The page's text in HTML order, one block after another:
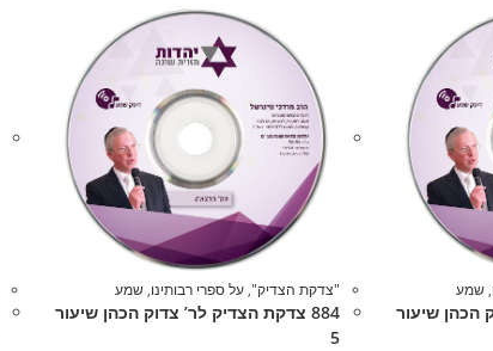
, שמע
הכהן שיעור
"צדקת הצדיק", על ספרי רבותינו, שמע
884 צדקת הצדיק לר’ צדוק הכהן שיעור
5